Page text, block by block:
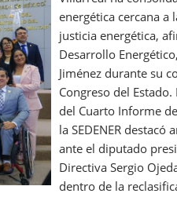
energética cercana a
justicia energética,
Desarrollo
Jiménez durante su
Congreso del
del Cuarto Informe
la SEDENER destacó
ante el diputado
Directiva Sergio
dentro de la